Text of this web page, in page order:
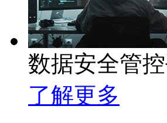
数据安全管
了解更多